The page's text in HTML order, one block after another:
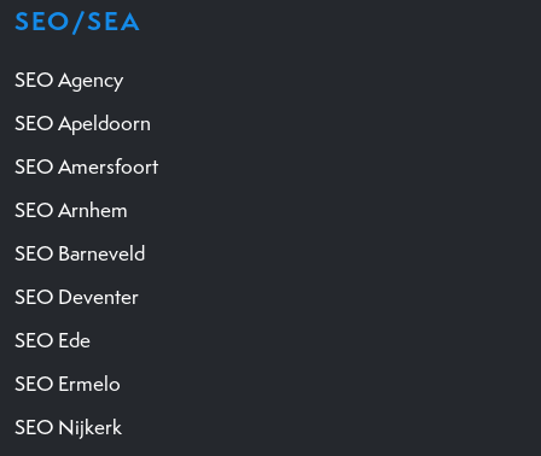
SEO/SEA
SEO Agency
SEO Apeldoorn
SEO Amersfoort
SEO Arnhem
SEO Barneveld
SEO Deventer
SEO Ede
SEO Ermelo
SEO Nijkerk